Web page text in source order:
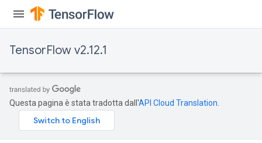
TensorFlow v2.12.1
Questa pagina è stata tradotta dall'API Cloud Translation